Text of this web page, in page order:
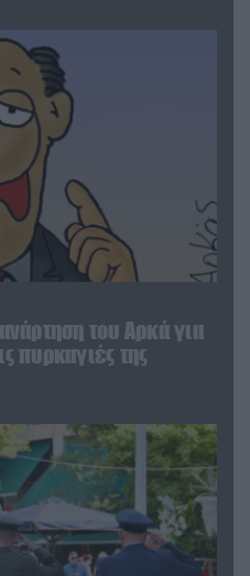
του Αρκά για
πυρκαγιές της